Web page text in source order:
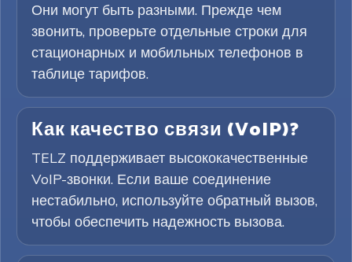
Они могут быть разными. Прежде чем
звонить, проверьте отдельные строки для
стационарных и мобильных телефонов в
таблице тарифов.
Как качество связи (VoIP)?
TELZ поддерживает высококачественные
VoIP-звонки. Если ваше соединение
нестабильно, используйте обратный вызов,
чтобы обеспечить надежность вызова.